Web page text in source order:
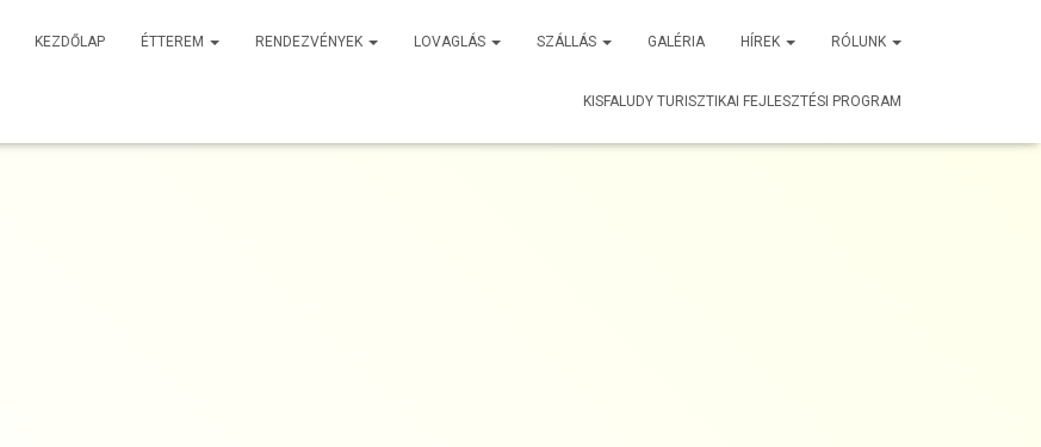
KEZDŐLAP ÉTTEREM RENDEZVÉNYEK LOVAGLÁS SZÁLLÁS GALÉRIA HÍREK RÓLUNK
KISFALUDY TURISZTIKAI FEJLESZTÉSI PROGRAM